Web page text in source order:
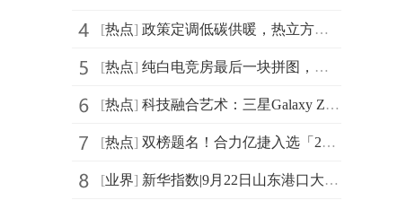
[热点] 政策定调低碳供暖，热立方地暖机领跑高端体验
[热点] 纯白电竞房最后一块拼图，技嘉M27UP ICE与M27Q2 QD ICE显示器来袭
[热点] 科技融合艺术：三星Galaxy Z系列以创新AI影像探索城市之美
[热点] 双榜题名！合力亿捷入选「2025中国垂直AI Agent创新企业TOP30」
[业界] 新华指数|9月22日山东港口大商中心钢坯价格微幅上涨、热轧C料价格平稳